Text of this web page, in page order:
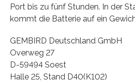
Port bis zu fünf Stunden. In der
kommt die Batterie auf ein
GEMBIRD Deutschland GmbH
Overweg 27
D-59494 Soest
Halle 25, Stand D40(K102)